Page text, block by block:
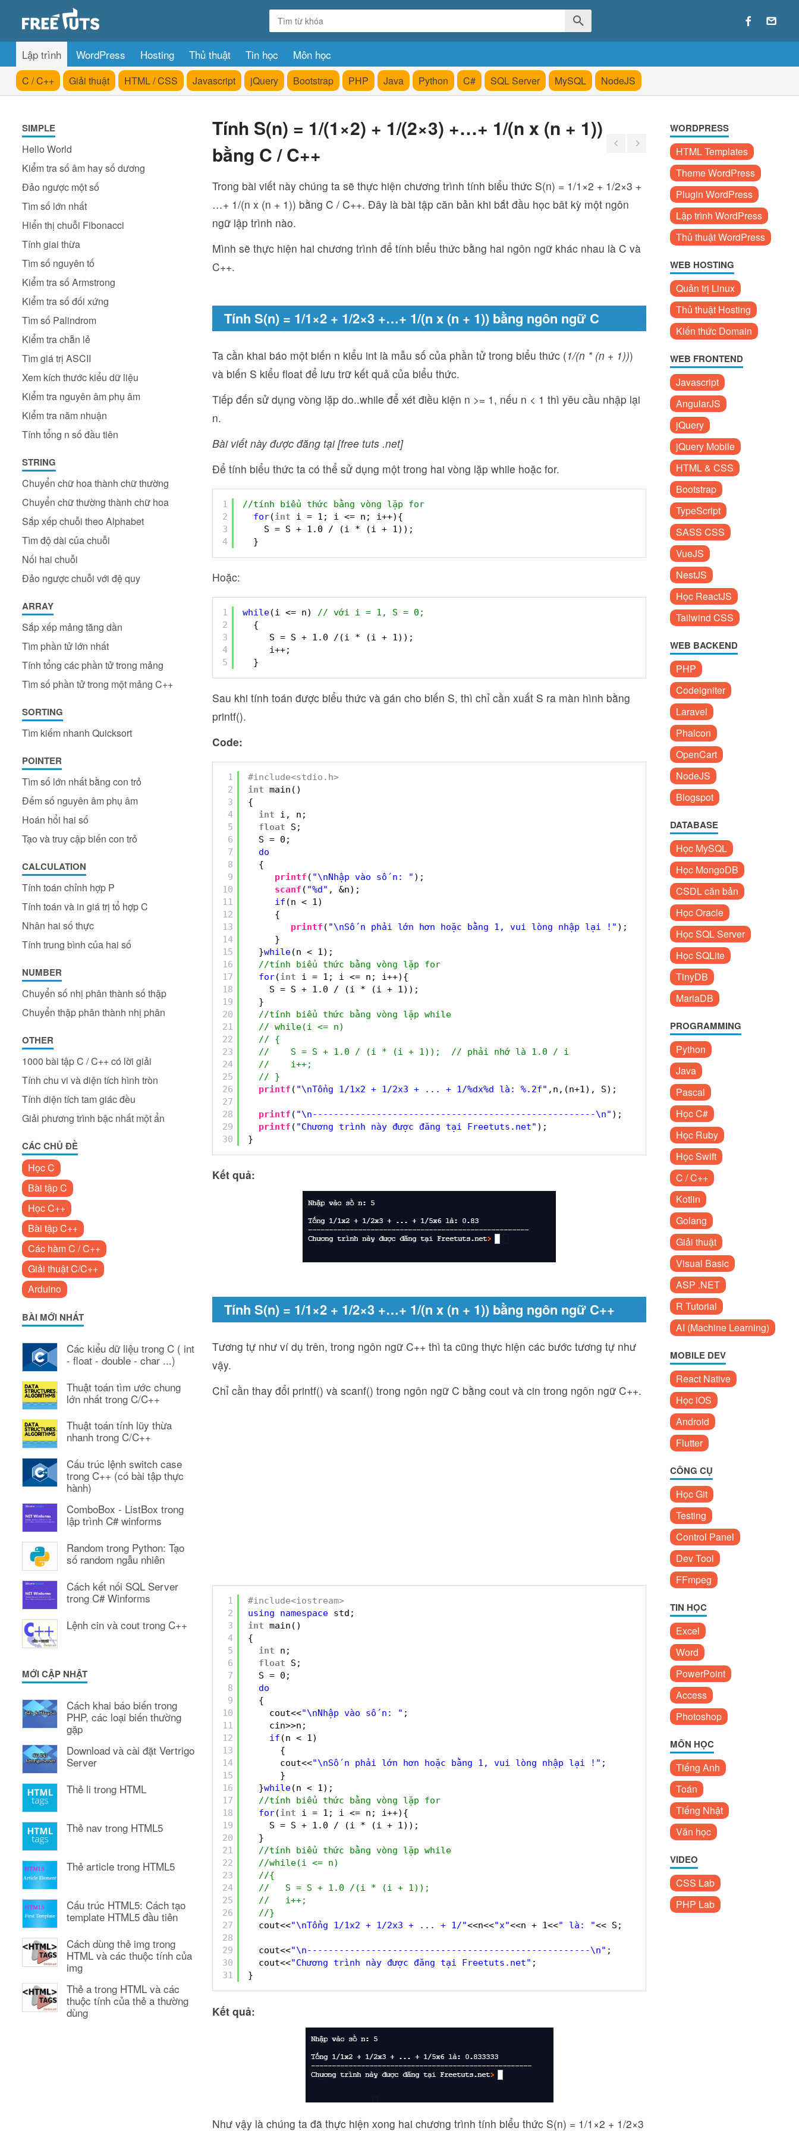
Lập trình WordPress Hosting Thủ thuật Tin học Môn học
C / C++ Giải thuật HTML / CSS Javascript jQuery Bootstrap PHP Java Python C# SQL Server MySQL NodeJS
SIMPLE
Hello World
Kiểm tra số âm hay số dương
Đảo ngược một số
Tìm số lớn nhất
Hiển thị chuỗi Fibonacci
Tính giai thừa
Tìm số nguyên tố
Kiểm tra số Armstrong
Kiểm tra số đối xứng
Tìm số Palindrom
Kiểm tra chẵn lẻ
Tìm giá trị ASCII
Xem kích thước kiểu dữ liệu
Kiểm tra nguyên âm phụ âm
Kiểm tra năm nhuận
Tính tổng n số đầu tiên
STRING
Chuyển chữ hoa thành chữ thường
Chuyển chữ thường thành chữ hoa
Sắp xếp chuỗi theo Alphabet
Tìm độ dài của chuỗi
Nối hai chuỗi
Đảo ngược chuỗi với đệ quy
ARRAY
Sắp xếp mảng tăng dần
Tìm phần tử lớn nhất
Tính tổng các phần tử trong mảng
Tìm số phần tử trong một mảng C++
SORTING
Tìm kiếm nhanh Quicksort
POINTER
Tìm số lớn nhất bằng con trỏ
Đếm số nguyên âm phụ âm
Hoán hổi hai số
Tạo và truy cập biến con trỏ
CALCULATION
Tính toán chỉnh hợp P
Tính toán và in giá trị tổ hợp C
Nhân hai số thực
Tính trung bình của hai số
NUMBER
Chuyển số nhị phân thành số thập
Chuyển thập phân thành nhị phân
OTHER
1000 bài tập C / C++ có lời giải
Tính chu vi và diện tích hình tròn
Tính diện tích tam giác đều
Giải phương trình bậc nhất một ẩn
CÁC CHỦ ĐỀ
Học C
Bài tập C
Học C++
Bài tập C++
Các hàm C / C++
Giải thuật C/C++
Arduino
BÀI MỚI NHẤT
Các kiểu dữ liệu trong C ( int
- float - double - char ...)
Thuật toán tìm ước chung
lớn nhất trong C/C++
Thuật toán tính lũy thừa
nhanh trong C/C++
Cấu trúc lệnh switch case
trong C++ (có bài tập thực
hành)
ComboBox - ListBox trong
lập trình C# winforms
Random trong Python: Tạo
số random ngẫu nhiên
Cách kết nối SQL Server
trong C# Winforms
Lệnh cin và cout trong C++
MỚI CẬP NHẬT
Cách khai báo biến trong
PHP, các loại biến thường
gặp
Download và cài đặt Vertrigo
Server
Thẻ li trong HTML
Thẻ nav trong HTML5
Thẻ article trong HTML5
Cấu trúc HTML5: Cách tạo
template HTML5 đầu tiên
Cách dùng thẻ img trong
HTML và các thuộc tính của
img
Thẻ a trong HTML và các
thuộc tính của thẻ a thường
dùng
Tính S(n) = 1/(1×2) + 1/(2×3) +…+ 1/(n x (n + 1))
bằng C / C++
Trong bài viết này chúng ta sẽ thực hiện chương trình tính biểu thức S(n) = 1/1×2 + 1/2×3 +
…+ 1/(n x (n + 1)) bằng C / C++. Đây là bài tập căn bản khi bắt đầu học bât kỳ một ngôn
ngữ lập trình nào.
Mình sẽ thực hiện hai chương trình để tính biểu thức bằng hai ngôn ngữ khác nhau là C và
C++.
Tính S(n) = 1/1×2 + 1/2×3 +…+ 1/(n x (n + 1)) bằng ngôn ngữ C
Ta cần khai báo một biến n kiểu int là mẫu số của phần tử trong biểu thức (1/(n * (n + 1)))
và biến S kiểu float để lưu trữ kết quả của biểu thức.
Tiếp đến sử dụng vòng lặp do..while để xét điều kiện n >= 1, nếu n < 1 thì yêu cầu nhập lại
n.
Bài viết này được đăng tại [free tuts .net]
Để tính biểu thức ta có thể sử dụng một trong hai vòng lặp while hoặc for.
1
2
3
4
//tính biểu thức bằng vòng lặp for
for(int
i = 1; i <= n; i++){
S = S + 1.0 / (i * (i + 1));
}
Hoặc:
1
2
3
4
5
while(i <= n)
// với i = 1, S = 0;
{
S = S + 1.0 /(i * (i + 1));
i++;
}
Sau khi tính toán được biểu thức và gán cho biến S, thì chỉ cần xuất S ra màn hình bằng
printf().
Code:
1
2
3
4
5
6
7
8
9
10
11
12
13
14
15
16
17
18
19
20
21
22
23
24
25
26
27
28
29
30
#include<stdio.h>
int main()
{
int
i, n;
float
S;
S = 0;
do
{
printf ( "\nNhập vào số n: " );
scanf ( "%d" , &n);
if (n < 1)
{
printf ( "\nSố n phải lớn hơn hoặc bằng 1, vui lòng nhập lại !" );
}
}while(n < 1);
//tính biểu thức bằng vòng lặp for
for(int
i = 1; i <= n; i++){
S = S + 1.0 / (i * (i + 1));
}
//tính biểu thức bằng vòng lặp while
// while(i <= n)
// {
//    S = S + 1.0 / (i * (i + 1));  // phải nhớ là 1.0 / i
//    i++;
// }
printf ( "\nTổng 1/1x2 + 1/2x3 + ... + 1/%dx%d là: %.2f" ,n,(n+1), S);
printf ( "\n-----------------------------------------------------\n" );
printf ( "Chương trình này được đăng tại Freetuts.net" );
}
Kết quả:
Tính S(n) = 1/1×2 + 1/2×3 +…+ 1/(n x (n + 1)) bằng ngôn ngữ C++
Tương tự như ví dụ trên, trong ngôn ngữ C++ thì ta cũng thực hiện các bước tương tự như
vậy.
Chỉ cần thay đổi printf() và scanf() trong ngôn ngữ C bằng cout và cin trong ngôn ngữ C++.
1
2
3
4
5
6
7
8
9
10
11
12
13
14
15
16
17
18
19
20
21
22
23
24
25
26
27
28
29
30
31
#include<iostream>
using
namespace std;
int main()
{
int
n;
float
S;
S = 0;
do
{
cout<<"\nNhập vào số n: " ;
cin>>n;
if (n < 1)
{
cout<<"\nSố n phải lớn hơn hoặc bằng 1, vui lòng nhập lại !" ;
}
}while(n < 1);
//tính biểu thức bằng vòng lặp for
for(int
i = 1; i <= n; i++){
S = S + 1.0 / (i * (i + 1));
}
//tính biểu thức bằng vòng lặp while
//while(i <= n)
//{
//   S = S + 1.0 /(i * (i + 1));
//   i++;
//}
cout<<"\nTổng 1/1x2 + 1/2x3 + ... + 1/"<<n<<"x"<<n + 1<<" là: "<< S;
cout<<"\n-----------------------------------------------------\n" ;
cout<<"Chương trình này được đăng tại Freetuts.net" ;
}
Kết quả:
Như vậy là chúng ta đã thực hiện xong hai chương trình tính biểu thức S(n) = 1/1×2 + 1/2×3
WORDPRESS
HTML Templates
Theme WordPress
Plugin WordPress
Lập trình WordPress
Thủ thuật WordPress
WEB HOSTING
Quản trị Linux
Thủ thuật Hosting
Kiến thức Domain
WEB FRONTEND
Javascript
AngularJS
jQuery
jQuery Mobile
HTML & CSS
Bootstrap
TypeScript
SASS CSS
VueJS
NestJS
Học ReactJS
Tailwind CSS
WEB BACKEND
PHP
Codeigniter
Laravel
Phalcon
OpenCart
NodeJS
Blogspot
DATABASE
Học MySQL
Học MongoDB
CSDL căn bản
Học Oracle
Học SQL Server
Học SQLite
TinyDB
MariaDB
PROGRAMMING
Python
Java
Pascal
Học C#
Học Ruby
Học Swift
C / C++
Kotlin
Golang
Giải thuật
Visual Basic
ASP .NET
R Tutorial
AI (Machine Learning)
MOBILE DEV
React Native
Học iOS
Android
Flutter
CÔNG CỤ
Học Git
Testing
Control Panel
Dev Tool
FFmpeg
TIN HỌC
Excel
Word
PowerPoint
Access
Photoshop
MÔN HỌC
Tiếng Anh
Toán
Tiếng Nhật
Văn học
VIDEO
CSS Lab
PHP Lab